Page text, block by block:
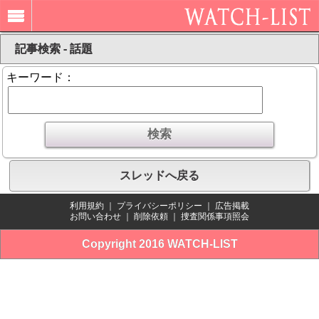
記事検索 - 話題
キーワード：
スレッドへ戻る
利用規約 プライバシーポリシー
広告掲載
お問い合わせ
削除依頼 捜査関係事項照会
Copyright 2016 WATCH-LIST